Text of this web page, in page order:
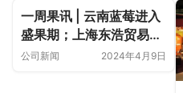
一周果讯 | 云南蓝莓进入
盛果期；上海东浩贸易
“豪掷”20亿采购泰国榴
公司新闻 2024年4月9日